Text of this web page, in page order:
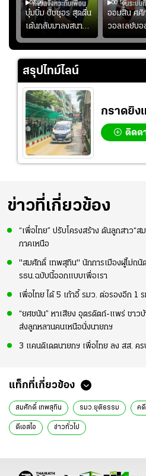
01:08
บุ๋มบิ๋ม ชัชชุอร สุดตื่น
เต้นกลับมาลงสนาม
ให้ทีมชาติ แอบกังวล
จังหวะไม่เข้ากับเพื่อน
00:55
ออมสิน ศศิ
วอลเลย์บอ
ชาติไทย หวั
เกมที่เหลือ
สรุปไทม์ไลน์
กราดยิง
ติดต
ข่าวที่เกี่ยวข้อง
“เพื่อไทย” ปรับโครงสร้าง ดันลูกสาว“
ภาคเหนือ
"สมศักดิ์ เทพสุทิน" นักการเมืองผู้ไม่ถนั
รธน.ฉบับนี้ออกแบบเพื่อเรา
เพื่อไทย ได้ 5 เก้าอี้ รมว. ต่อรองอีก 1
“ยศชนัน” หาเสียง อุตรดิตถ์-แพร่ ชาว
ส่งลูกหลานคนเหนือนั่งนายกฯ
3 แคนดิเดตนายกฯ เพื่อไทย ลง สส. ค
แท็กที่เกี่ยวข้อง
สมศักดิ์ เทพสุทิน รมว.ยุติธรรม ค
ดีเอสไอ ข่าวทั่วไป